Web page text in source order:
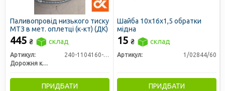
Паливопровід низького тиску
МТЗ в мет. оплетці (к-кт) (ДК)
445 ₴ склад
Артикул:
240-1104160-01-02
Дорожня карта
ПРИДБАТИ
Шайба 10х16х1,5 обратки
мідна
15 ₴ склад
Артикул: 1/02844/60
ПРИДБАТИ